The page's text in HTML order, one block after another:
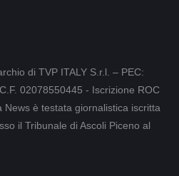
di TVP ITALY S.r.l. – PEC:
02078550445 - Iscrizione ROC
News è testata giornalistica iscritta
il Tribunale di Ascoli Piceno al